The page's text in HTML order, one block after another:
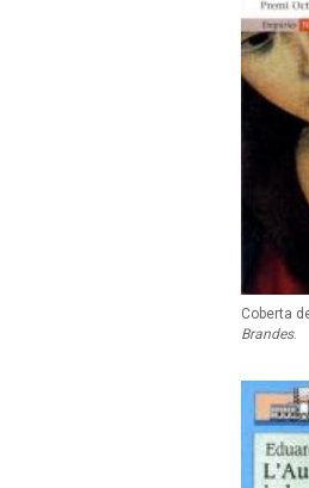
Coberta
Brandes.